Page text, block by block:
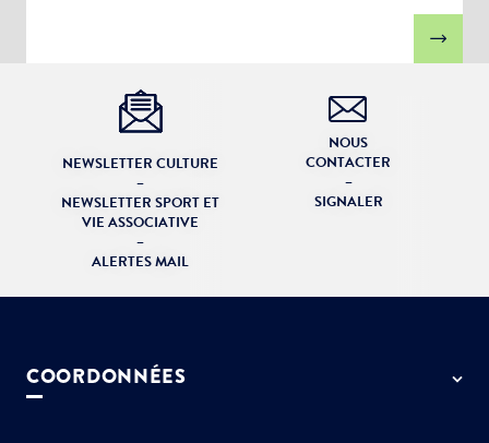
NEWSLETTER CULTURE
–
NEWSLETTER SPORT ET
VIE ASSOCIATIVE
–
ALERTES MAIL
NOUS
CONTACTER
–
SIGNALER
COORDONNÉES